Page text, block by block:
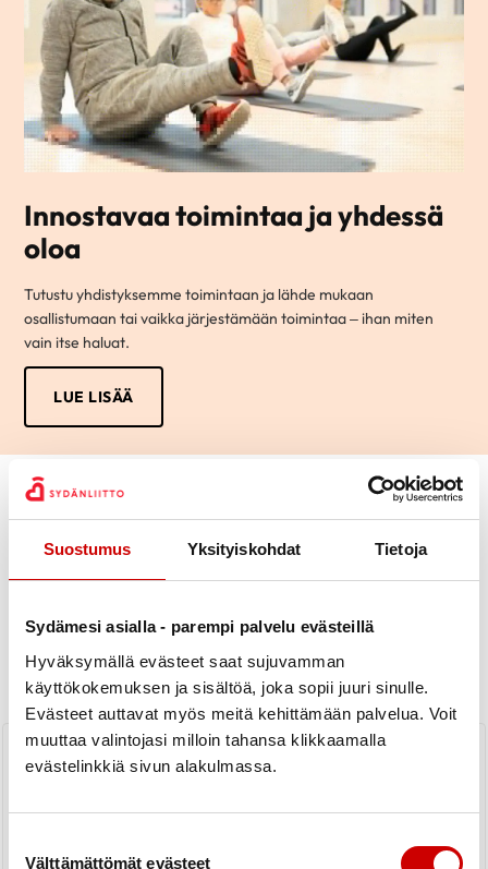
Suostumus Yksityiskohdat Tietoja
Sydämesi asialla - parempi palvelu evästeillä
Hyväksymällä evästeet saat sujuvamman
käyttökokemuksen ja sisältöä, joka sopii juuri sinulle.
Evästeet auttavat myös meitä kehittämään palvelua. Voit
muuttaa valintojasi milloin tahansa klikkaamalla
evästelinkkiä sivun alakulmassa.
Välttämättömät evästeet
Innostavaa toimintaa ja yhdessä
oloa
Tutustu yhdistyksemme toimintaan ja lähde mukaan
osallistumaan tai vaikka järjestämään toimintaa – ihan miten
vain itse haluat.
LUE LISÄÄ
Uutiset
Yhdistys Piiri KAIKKI UUTISET
Keskiviikon jumpparyhmän
aikataulut joulun 2024 aikaan
LUE UUTINEN